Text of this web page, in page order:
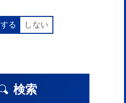
する しない
検索